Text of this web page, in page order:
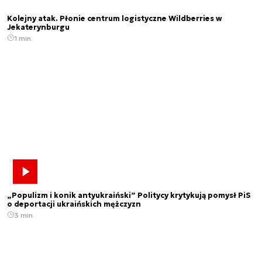
Kolejny atak. Płonie centrum logistyczne Wildberries w
Jekaterynburgu
1 min.
„Populizm i konik antyukraiński” Politycy krytykują pomysł PiS
o deportacji ukraińskich mężczyzn
3 min.